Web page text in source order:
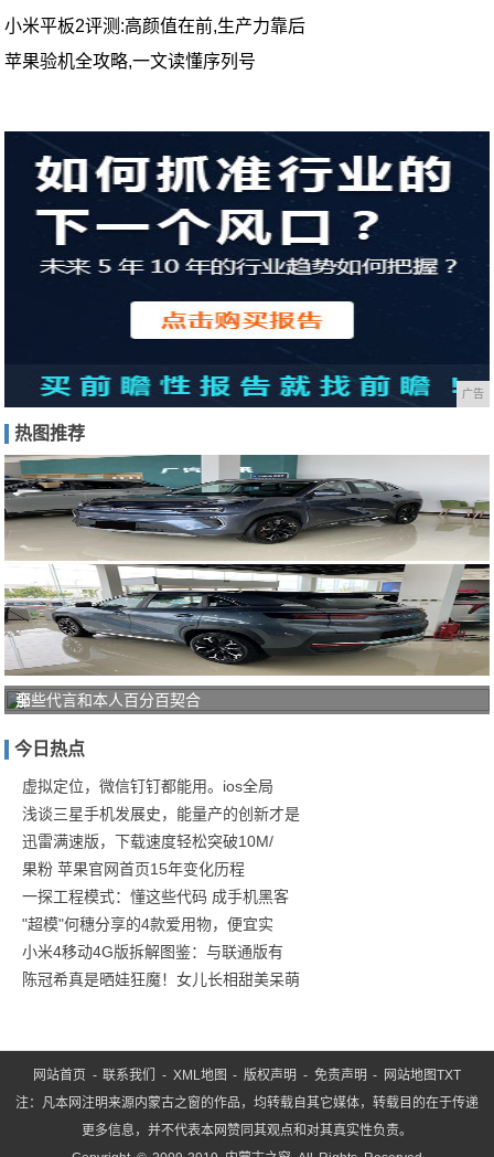
小米平板2评测:高颜值在前,生产力靠后
苹果验机全攻略,一文读懂序列号
广告
热图推荐
全
一
代
奇
瑞
蚂
蚁
到
店
实
那些代言和本人百分百契合
今日热点
虚拟定位，微信钉钉都能用。ios全局
浅谈三星手机发展史，能量产的创新才是
迅雷满速版，下载速度轻松突破10M/
果粉 苹果官网首页15年变化历程
一探工程模式：懂这些代码 成手机黑客
"超模"何穗分享的4款爱用物，便宜实
小米4移动4G版拆解图鉴：与联通版有
陈冠希真是晒娃狂魔！女儿长相甜美呆萌
网站首页 -联系我们 - XML地图 -版权声明 - 免责声明 - 网站地图TXT
注：凡本网注明来源内蒙古之窗的作品，均转载自其它媒体，转载目的在于传递
更多信息，并不代表本网赞同其观点和对其真实性负责。